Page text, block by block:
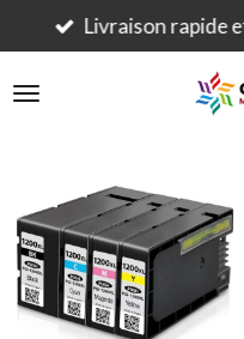
Passer
au
contenu
Livraison rapide